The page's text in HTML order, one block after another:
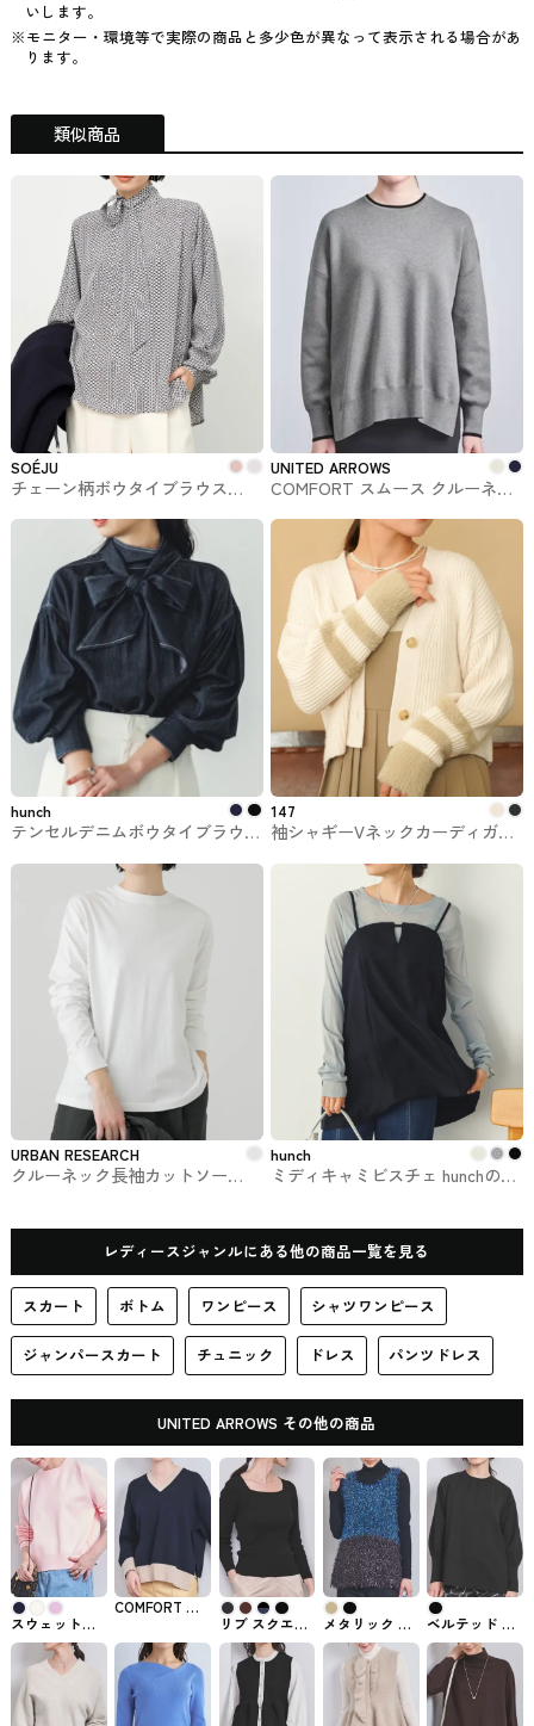
いします。
※モニター・環境等で実際の商品と多少色が異なって表示される場合があ
ります。
類似商品
SOÉJU
チェーン柄ボウタイブラウス
UNITED ARROWS
COMFORT スムース クルーネッ
ップス
hunch
テンセルデニムボウタイブラウス
147
袖シャギーVネックカーディガン
URBAN RESEARCH
クルーネック長袖カットソー
hunch
ミディキャミビスチェ hunchのト
レディースジャンルにある他の商品一覧を見る
スカート ボトム ワンピース シャツワンピース
ジャンパースカート チュニック ドレス パンツドレス
UNITED ARROWS その他の商品
スウェットラ
イク ニット
UNITED
ARROWS #ト
ップス
COMFORT ス
ムース Vネッ
UNITED
ARROWS #ト
ップス
リブ スクエア
ニット
UNITED
ARROWS #ト
ップス
メタリック シ
ャギー ニット
ベスト
UNITED
ARROWS #ト
ップス
ベルテッド プ
ルオーバー ニ
ット UNITED
ARROWS #ト
ップス